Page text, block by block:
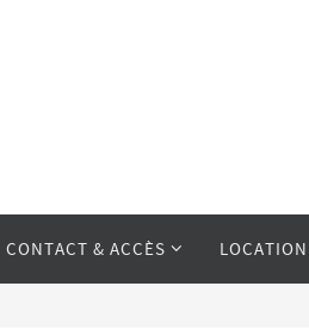
CONTACT & ACCÈS